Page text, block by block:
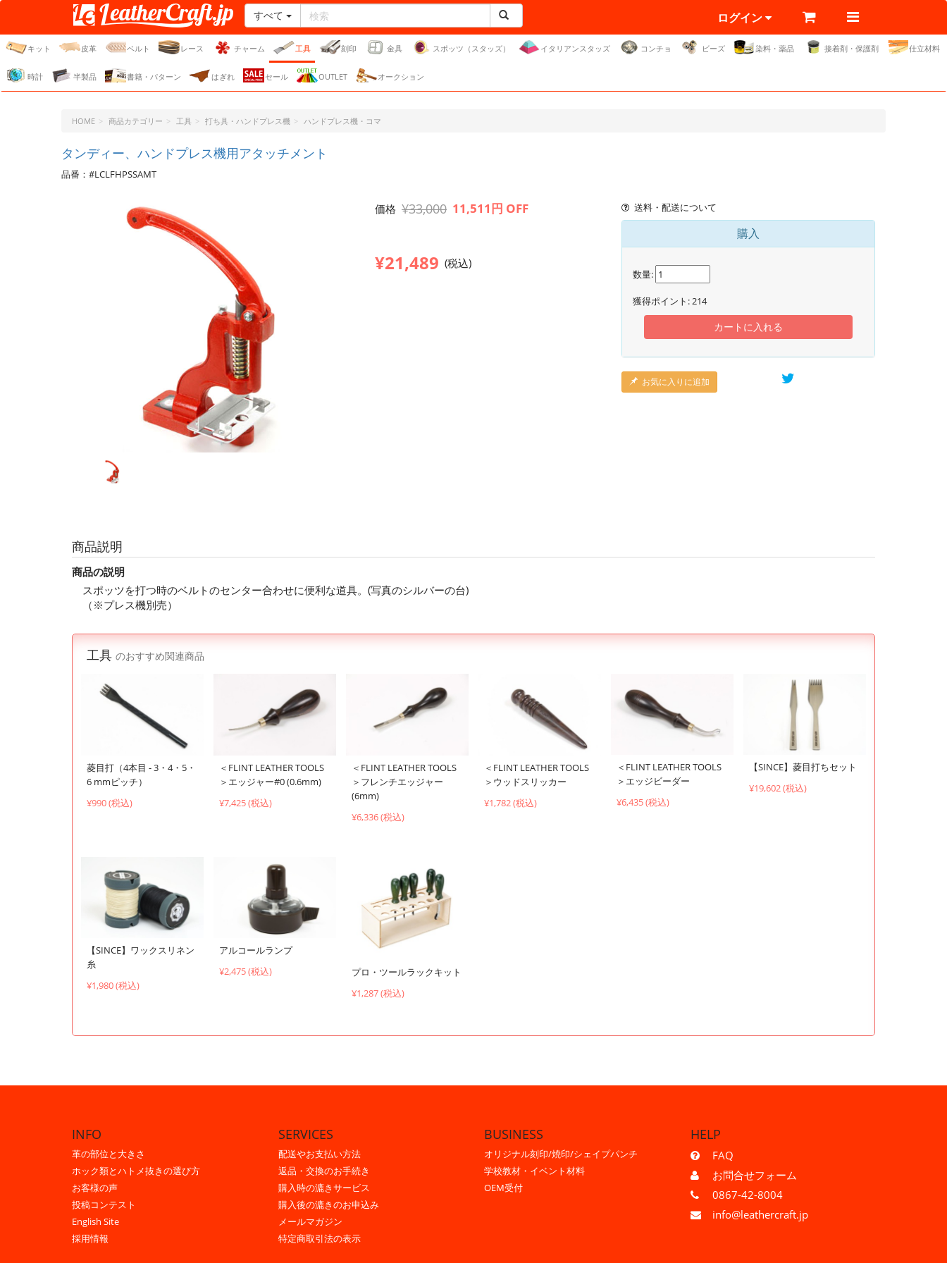
レザークラフト・ドット・
ジェーピー
すべて ログイン
キット 皮革 ベルト レース チャーム 工具 刻印 金具 スポッツ（スタッズ） イタリアンスタッズ コンチョ ビーズ 染料・薬品 接着剤・保護剤 仕立材料
時計 半製品 書籍・パターン はぎれ セール OUTLET オークション
HOME 商品カテゴリー 工具 打ち具・ハンドプレス機 ハンドプレス機・コマ
タンディー、ハンドプレス機用アタッチメント
品番：#LCLFHPSSAMT
価格 ¥33,000 11,511円 OFF
¥21,489 (税込)
送料・配送について
購入
数量:
獲得ポイント:214
カートに入れる
お気に入りに追加
商品説明
商品の説明
スポッツを打つ時のベルトのセンター合わせに便利な道具。(写真のシルバーの台)
（※プレス機別売）
工具 のおすすめ関連商品
菱目打（4本目 - 3・4・5・
6 mmピッチ）
¥990 (税込)
＜FLINT LEATHER TOOLS
＞エッジャー#0 (0.6mm)
¥7,425 (税込)
＜FLINT LEATHER TOOLS
＞フレンチエッジャー
(6mm)
¥6,336 (税込)
＜FLINT LEATHER TOOLS
＞ウッドスリッカー
¥1,782 (税込)
＜FLINT LEATHER TOOLS
＞エッジビーダー
¥6,435 (税込)
【SINCE】菱目打ちセット
¥19,602 (税込)
【SINCE】ワックスリネン
糸
¥1,980 (税込)
アルコールランプ
¥2,475 (税込)
プロ・ツールラックキット
¥1,287 (税込)
INFO
革の部位と大きさ
ホック類とハトメ抜きの選び方
お客様の声
投稿コンテスト
English Site
採用情報
SERVICES
配送やお支払い方法
返品・交換のお手続き
購入時の漉きサービス
購入後の漉きのお申込み
メールマガジン
特定商取引法の表示
BUSINESS
オリジナル刻印/焼印/シェイプパンチ
学校教材・イベント材料
OEM受付
HELP
FAQ
お問合せフォーム
0867-42-8004
info@leathercraft.jp